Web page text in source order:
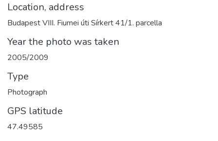
Location, address
Budapest VIII. Fiumei úti Sírkert 41/1. parcella
Year the photo was taken
2005/2009
Type
Photograph
GPS latitude
47.49585